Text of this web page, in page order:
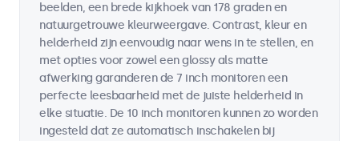
beelden, een brede kijkhoek van 178 graden en
natuurgetrouwe kleurweergave. Contrast, kleur en
helderheid zijn eenvoudig naar wens in te stellen, en
met opties voor zowel een glossy als matte
afwerking garanderen de 7 inch monitoren een
perfecte leesbaarheid met de juiste helderheid in
elke situatie. De 10 inch monitoren kunnen zo worden
ingesteld dat ze automatisch inschakelen bij